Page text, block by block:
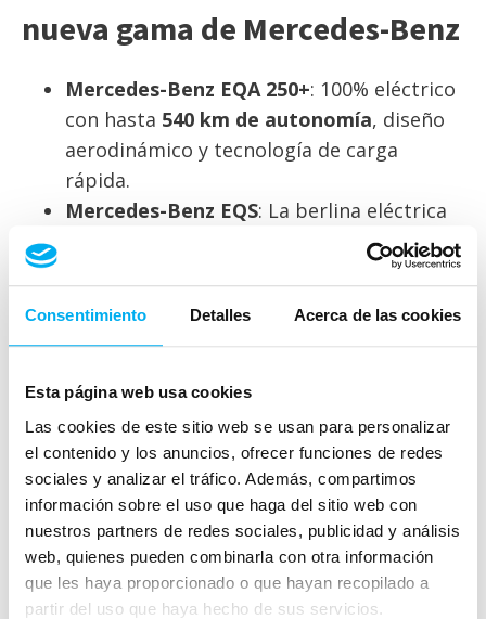
Consentimiento Detalles Acerca de las cookies
Esta página web usa cookies
Las cookies de este sitio web se usan para personalizar
el contenido y los anuncios, ofrecer funciones de redes
sociales y analizar el tráfico. Además, compartimos
información sobre el uso que haga del sitio web con
nuestros partners de redes sociales, publicidad y análisis
web, quienes pueden combinarla con otra información
que les haya proporcionado o que hayan recopilado a
partir del uso que haya hecho de sus servicios.
nueva gama de Mercedes-Benz
Mercedes-Benz EQA 250+: 100% eléctrico
con hasta 540 km de autonomía, diseño
aerodinámico y tecnología de carga
rápida.
Mercedes-Benz EQS: La berlina eléctrica
, pantallas digitales MBUX
combustión con un sistema eléctrico que
permite hasta70 km en modo eléctrico.
Beneficios de la nueva gama
de Mercedes-Benz de
vehículos Híbridos y Eléctricos